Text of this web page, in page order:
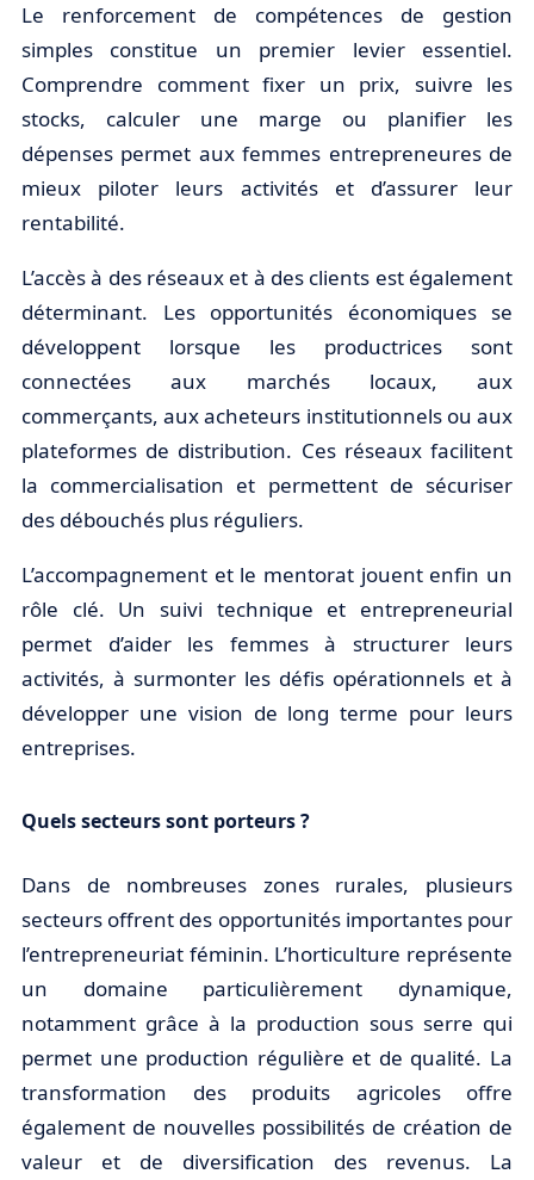
Le renforcement de compétences de gestion
simples constitue un premier levier essentiel.
Comprendre comment fixer un prix, suivre les
stocks, calculer une marge ou planifier les
dépenses permet aux femmes entrepreneures de
mieux piloter leurs activités et d’assurer leur
rentabilité.
L’accès à des réseaux et à des clients est également
déterminant. Les opportunités économiques se
développent lorsque les productrices sont
connectées aux marchés locaux, aux
commerçants, aux acheteurs institutionnels ou aux
plateformes de distribution. Ces réseaux facilitent
la commercialisation et permettent de sécuriser
des débouchés plus réguliers.
L’accompagnement et le mentorat jouent enfin un
rôle clé. Un suivi technique et entrepreneurial
permet d’aider les femmes à structurer leurs
activités, à surmonter les défis opérationnels et à
développer une vision de long terme pour leurs
entreprises.
Quels secteurs sont porteurs ?
Dans de nombreuses zones rurales, plusieurs
secteurs offrent des opportunités importantes pour
l’entrepreneuriat féminin. L’horticulture représente
un domaine particulièrement dynamique,
notamment grâce à la production sous serre qui
permet une production régulière et de qualité. La
transformation des produits agricoles offre
également de nouvelles possibilités de création de
valeur et de diversification des revenus. La